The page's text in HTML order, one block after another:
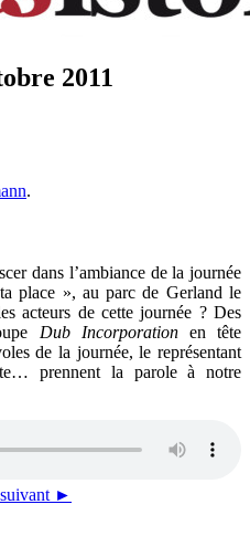
2011
.
dans l’ambiance de la journée
place », au parc de Gerland le
acteurs de cette journée ? Des
Dub Incorporationen tête
de la journée, le représentant
prennent la parole à notre
►